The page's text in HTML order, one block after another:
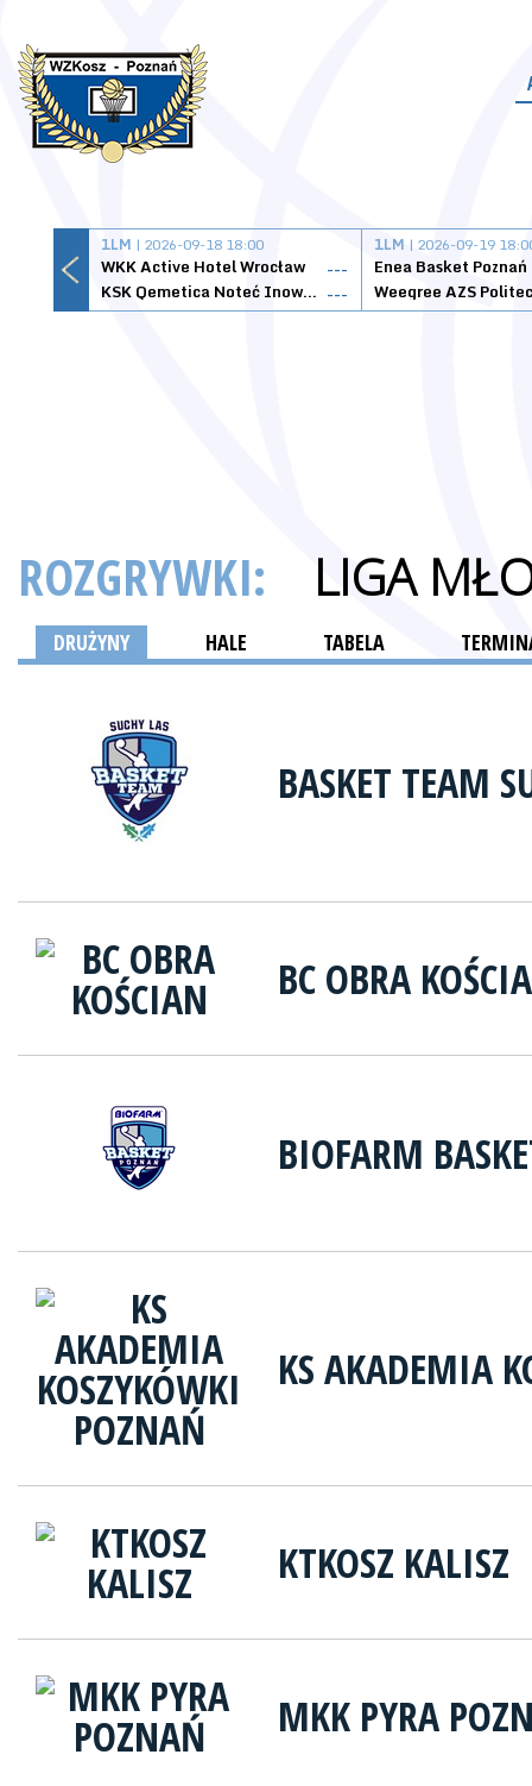
1LM | 2026-09-18 18:00
WKK Active Hotel Wrocław
---
KSK Qemetica Noteć Inowrocław ---
1LM | 2026-09-19
Enea Basket Poznań
ROZGRYWKI: LIGA
DRUŻYNY HALE TABELA
BASKET TEAM
BC OBRA
BIOFARM
KS AKADEMIA
KTKOSZ KALISZ
MKK PYRA